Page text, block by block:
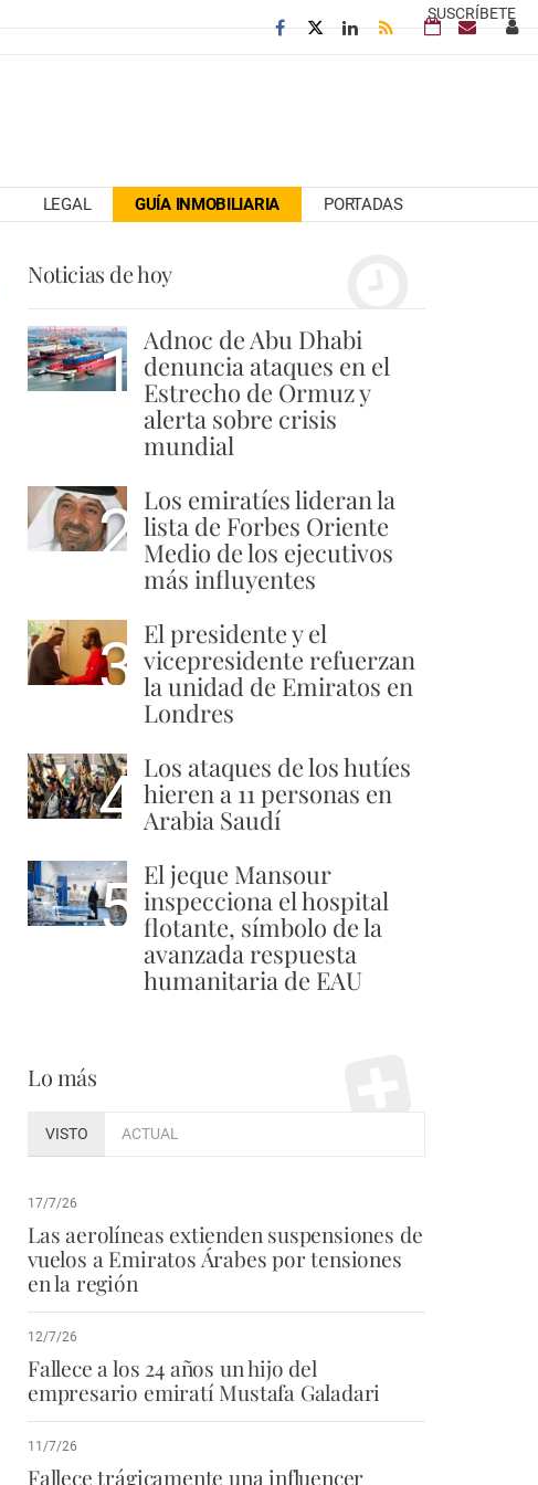
SUSCRÍBETE
LEGAL GUÍA INMOBILIARIA PORTADAS
Noticias de hoy
1 Adnoc de Abu Dhabi
denuncia ataques en el
Estrecho de Ormuz y
alerta sobre crisis
mundial
2 Los emiratíes lideran la
lista de Forbes Oriente
Medio de los ejecutivos
más influyentes
3 El presidente y el
vicepresidente refuerzan
la unidad de Emiratos en
Londres
4 Los ataques de los hutíes
hieren a 11 personas en
Arabia Saudí
5 El jeque Mansour
inspecciona el hospital
flotante, símbolo de la
avanzada respuesta
humanitaria de EAU
Lo más
VISTO ACTUAL
17/7/26
Las aerolíneas extienden suspensiones de
vuelos a Emiratos Árabes por tensiones
en la región
12/7/26
Fallece a los 24 años un hijo del
empresario emiratí Mustafa Galadari
11/7/26
Fallece trágicamente una influencer